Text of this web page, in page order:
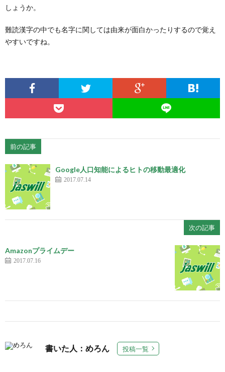
しょうか。
難読漢字の中でも名字に関しては由来が面白かったりするので覚え
やすいですね。
前の記事
Google人口知能によるヒトの移動最適化
2017.07.14
次の記事
Amazonプライムデー
2017.07.16
書いた人：めろん 投稿一覧